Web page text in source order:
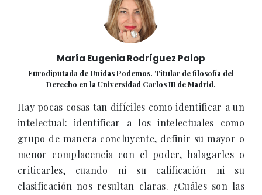
María Eugenia Rodríguez Palop
Eurodiputada de Unidas Podemos. Titular de filosofía del
Derecho en la Universidad Carlos III de Madrid.
Hay pocas cosas tan difíciles como identificar a un
intelectual: identificar a los intelectuales como
grupo de manera concluyente, definir su mayor o
menor complacencia con el poder, halagarles o
criticarles, cuando ni su calificación ni su
clasificación nos resultan claras. ¿Cuáles son las